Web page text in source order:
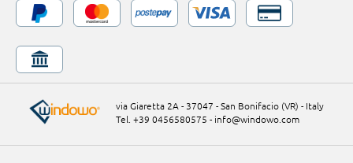
via Giaretta 2A - 37047 - San Bonifacio (VR) - Italy
Tel. +39 0456580575 - info@windowo.com